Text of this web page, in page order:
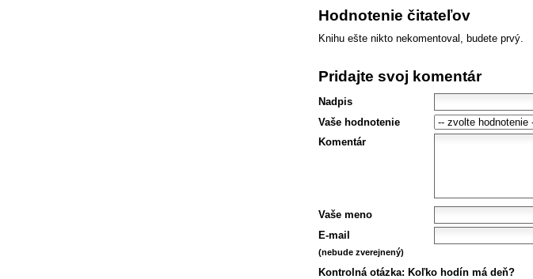
Hodnotenie čitateľov
Knihu ešte nikto nekomentoval, budete prvý.
Pridajte svoj komentár
Nadpis
Vaše hodnotenie
Komentár
Vaše meno
E-mail
(nebude zverejnený)
Kontrolná otázka: Koľko hodín má deň?